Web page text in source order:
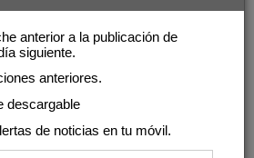
anterior a la publicación de
siguiente.
anteriores.
descargable
de noticias en tu móvil.